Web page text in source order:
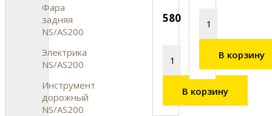
Фара
задняя
NS/AS200
Электрика
NS/AS200
Инструмент
дорожный
NS/AS200
580
В корзину
В корзину